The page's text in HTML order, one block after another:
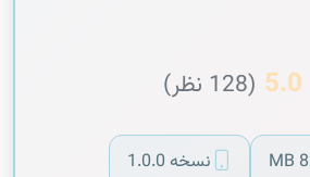
5.0 (128 نظر)
نسخه 1.0.0